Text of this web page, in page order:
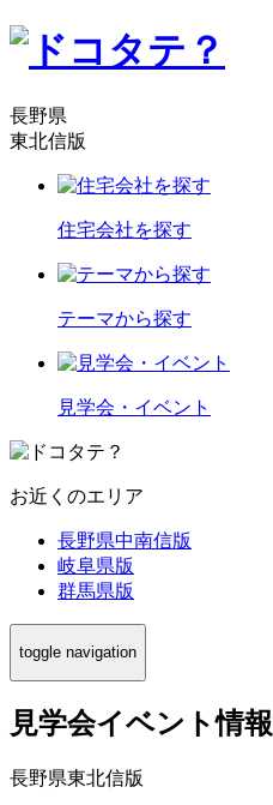
長野県
東北信版
住宅会社を探す
テーマから探す
見学会・イベント
お近くのエリア
長野県中南信版
岐阜県版
群馬県版
toggle navigation
見学会イベント情報
長野県東北信版